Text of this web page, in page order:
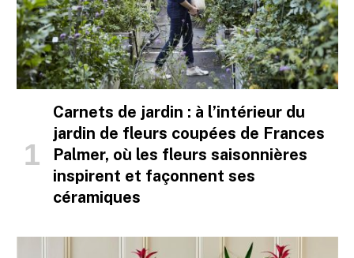
Carnets de jardin : à l’intérieur du
jardin de fleurs coupées de Frances
Palmer, où les fleurs saisonnières
inspirent et façonnent ses
céramiques